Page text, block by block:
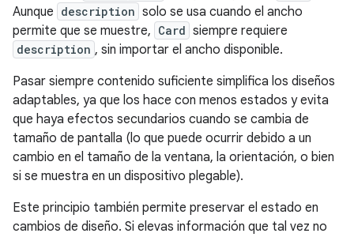
Aunque description solo se usa cuando el ancho
permite que se muestre, Card siempre requiere
description , sin importar el ancho disponible.
Pasar siempre contenido suficiente simplifica los diseños
adaptables, ya que los hace con menos estados y evita
que haya efectos secundarios cuando se cambia de
tamaño de pantalla (lo que puede ocurrir debido a un
cambio en el tamaño de la ventana, la orientación, o bien
si se muestra en un dispositivo plegable).
Este principio también permite preservar el estado en
cambios de diseño. Si elevas información que tal vez no